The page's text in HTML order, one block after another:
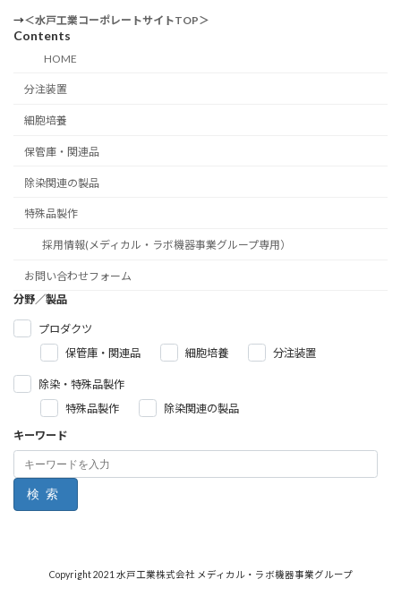
→＜水戸工業コーポレートサイトTOP＞
Contents
HOME
分注装置
細胞培養
保管庫・関連品
除染関連の製品
特殊品製作
採用情報(メディカル・ラボ機器事業グループ専用）
お問い合わせフォーム
分野／製品
プロダクツ
保管庫・関連品
細胞培養 分注装置
除染・特殊品製作
特殊品製作
除染関連の製品
キーワード
Copyright 2021 水戸工業株式会社 メディカル・ラボ機器事業グループ